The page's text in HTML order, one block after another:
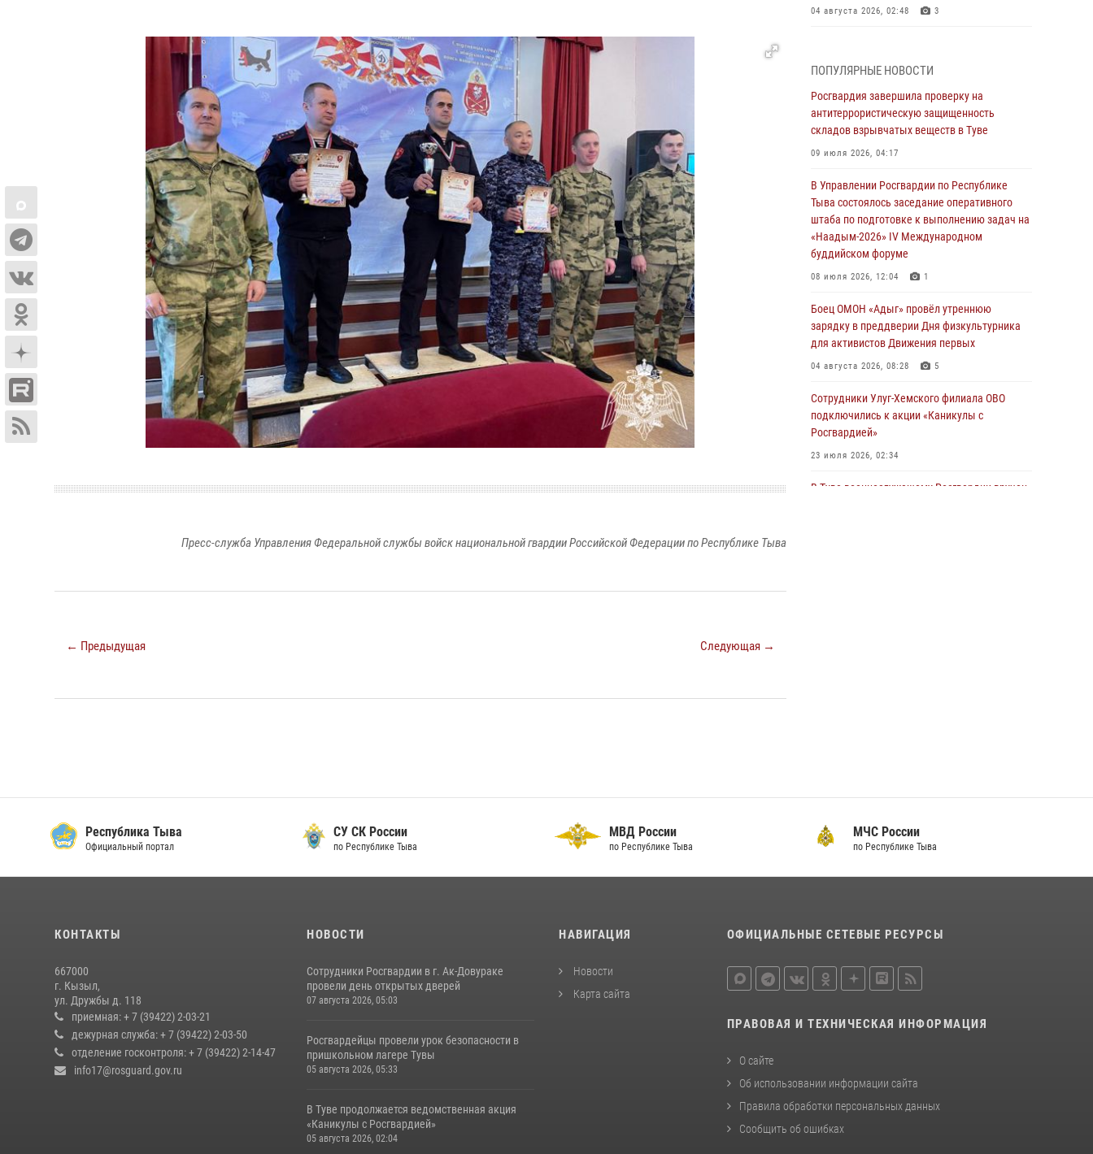
Пресс-служба Управления Федеральной службы войск национальной гвардии Российской Федерации по Республике Тыва
← Предыдущая Следующая →
04 августа 2026, 02:48 3
из труднодоступного места
03 августа 2026, 07:25
Росгвардия проверила организацию отдыха
детей в детских лагерях Тувы
Сотрудники вневедомственной охраны
приняли участие в акции «Каникулы с
Росгвардией» в Туве
29 июля 2026, 09:41
отработали экипажи задержаний Росгвардии
в Туве с начала года
29 июля 2026, 08:37
юбилейного личного забега
28 июля 2026, 07:48
ПОПУЛЯРНЫЕ НОВОСТИ
Росгвардия завершила проверку на
антитеррористическую защищенность
складов взрывчатых веществ в Туве
09 июля 2026, 04:17
В Управлении Росгвардии по Республике
Тыва состоялось заседание оперативного
штаба по подготовке к выполнению задач на
«Наадым-2026» IV Международном
буддийском форуме
08 июля 2026, 12:04 1
Боец ОМОН «Адыг» провёл утреннюю
зарядку в преддверии Дня физкультурника
для активистов Движения первых
04 августа 2026, 08:28 5
Сотрудники Улуг-Хемского филиала ОВО
подключились к акции «Каникулы с
Росгвардией»
23 июля 2026, 02:34
В Туве военнослужащему Росгвардии вручен
23 июля 2026, 04:57
провела профилактические мероприятия на
Росгвардии за оперативное реагирование в
решении конфликтной ситуации
Республика Тыва
Официальный портал
СУ СК России
по Республике Тыва
МВД России
по Республике Тыва
МЧС России
по Республике Тыва
КОНТАКТЫ
667000
г. Кызыл,
ул. Дружбы д. 118
приемная: + 7 (39422) 2-03-21
дежурная служба: + 7 (39422) 2-03-50
отделение госконтроля: + 7 (39422) 2-14-47
info17@rosguard.gov.ru
НОВОСТИ
Сотрудники Росгвардии в г. Ак-Довураке
провели день открытых дверей
07 августа 2026, 05:03
Росгвардейцы провели урок безопасности в
пришкольном лагере Тувы
05 августа 2026, 05:33
В Туве продолжается ведомственная акция
«Каникулы с Росгвардией»
05 августа 2026, 02:04
НАВИГАЦИЯ
Новости
Карта сайта
ОФИЦИАЛЬНЫЕ СЕТЕВЫЕ РЕСУРСЫ
ПРАВОВАЯ И ТЕХНИЧЕСКАЯ ИНФОРМАЦИЯ
О сайте
Об использовании информации сайта
Правила обработки персональных данных
Сообщить об ошибках